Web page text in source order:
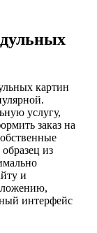
картин
услугу,
заказ на
из
и
интерфейс